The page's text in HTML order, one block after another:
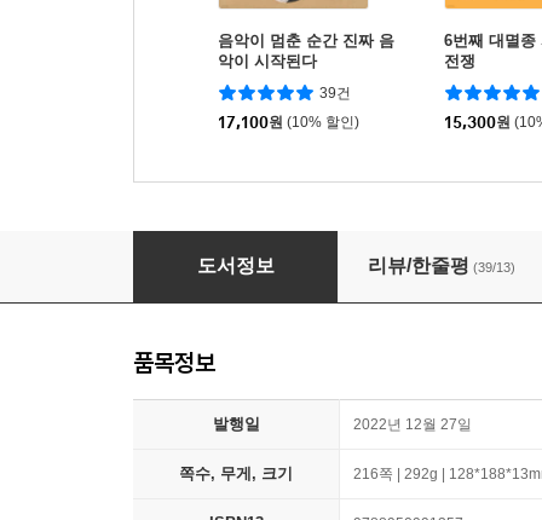
음악이 멈춘 순간 진짜 음
악이 시작된다
39건
17,100원 (10% 할인)
6번째 대멸종
전쟁
15,300원
우리는 왜 타인의 욕망을 욕망하는가
도서정보 리뷰/한줄평 (39/13)
품목정보
발행일 2022년 12월 27일
쪽수, 무게, 크기 216쪽 | 292g |